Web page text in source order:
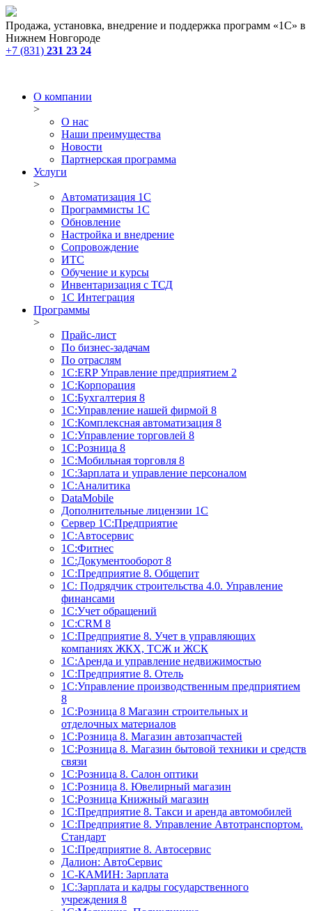
Продажа, установка, внедрение и поддержка программ «1С» в
Нижнем Новгороде
+7 (831) 231 23 24
О компании
>
О нас
Наши преимущества
Новости
Партнерская программа
Услуги
>
Автоматизация 1С
Программисты 1С
Обновление
Настройка и внедрение
Сопровождение
ИТС
Обучение и курсы
Инвентаризация с ТСД
1С Интеграция
Программы
>
Прайс-лист
По бизнес-задачам
По отраслям
1C:ERP Управление предприятием 2
1С:Корпорация
1С:Бухгалтерия 8
1С:Управление нашей фирмой 8
1С:Комплексная автоматизация 8
1С:Управление торговлей 8
1С:Розница 8
1С:Мобильная торговля 8
1С:Зарплата и управление персоналом
1С:Аналитика
DataMobile
Дополнительные лицензии 1С
Сервер 1С:Предприятие
1С:Автосервис
1С:Фитнес
1С:Документооборот 8
1С:Предприятие 8. Общепит
1С: Подрядчик строительства 4.0. Управление
финансами
1С:Учет обращений
1C:CRM 8
1С:Предприятие 8. Учет в управляющих
компаниях ЖКХ, ТСЖ и ЖСК
1С:Аренда и управление недвижимостью
1С:Предприятие 8. Отель
1C:Управление производственным предприятием
8
1С:Розница 8 Магазин строительных и
отделочных материалов
1С:Розница 8. Магазин автозапчастей
1С:Розница 8. Магазин бытовой техники и средств
связи
1С:Розница 8. Салон оптики
1С:Розница 8. Ювелирный магазин
1С:Розница Книжный магазин
1C:Предприятие 8. Такси и аренда автомобилей
1С:Предприятие 8. Управление Автотранспортом.
Стандарт
1C:Предприятие 8. Автосервис
Далион: АвтоСервис
1С-КАМИН: Зарплата
1С:Зарплата и кадры государственного
учреждения 8